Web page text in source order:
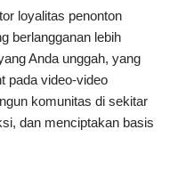
loyalitas penonton
berlangganan lebih
Anda unggah, yang
pada video-video
komunitas di sekitar
dan menciptakan basis